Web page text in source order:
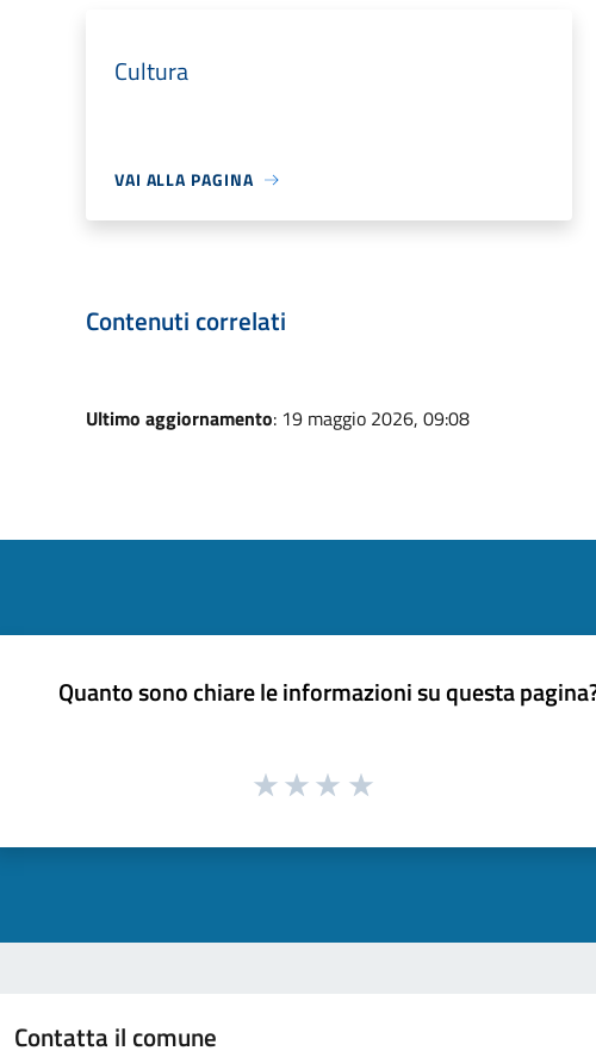
Cultura
VAI ALLA PAGINA
Contenuti correlati
Ultimo aggiornamento: 19 maggio 2026, 09:08
Quanto sono chiare le informazioni su questa
Contatta il comune